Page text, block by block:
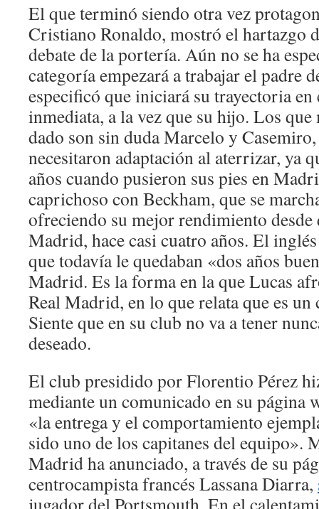
El que terminó siendo otra vez
Cristiano Ronaldo, mostró el hartazgo
debate de la portería. Aún no se ha
categoría empezará a trabajar el padre
especificó que iniciará su trayectoria
inmediata, a la vez que su hijo. Los
dado son sin duda Marcelo y
necesitaron adaptación al aterrizar, ya
años cuando pusieron sus pies en
caprichoso con Beckham, que se
ofreciendo su mejor rendimiento desde
Madrid, hace casi cuatro años. El
que todavía le quedaban «dos años
Madrid. Es la forma en la que Lucas
Real Madrid, en lo que relata que es
Siente que en su club no va a tener
deseado.
El club presidido por Florentio Pérez
mediante un comunicado en su página
«la entrega y el comportamiento
sido uno de los capitanes del equipo».
Madrid ha anunciado, a través de su
centrocampista francés Lassana Diarra,
jugador del Portsmouth. En el